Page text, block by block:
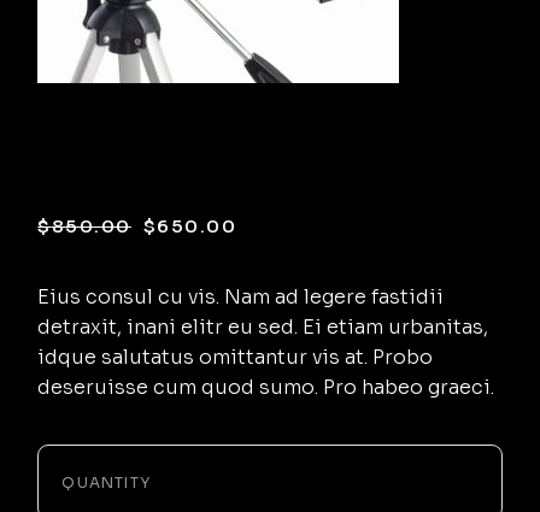
$850.00 $650.00
Eius consul cu vis. Nam ad legere fastidii
detraxit, inani elitr eu sed. Ei etiam urbanitas,
idque salutatus omittantur vis at. Probo
deseruisse cum quod sumo. Pro habeo graeci.
QUANTITY